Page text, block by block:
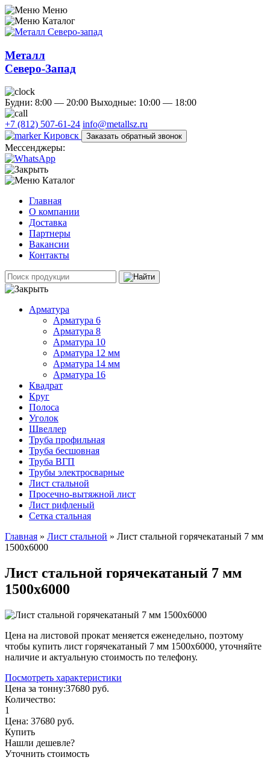
Меню
Каталог
Металл
Северо-Запад
Будни: 8:00 — 20:00 Выходные: 10:00 — 18:00
+7 (812) 507-61-24 info@metallsz.ru
Кировск
Заказать обратный звонок
Мессенджеры:
Каталог
Главная
О компании
Доставка
Партнеры
Вакансии
Контакты
Арматура
Арматура 6
Арматура 8
Арматура 10
Арматура 12 мм
Арматура 14 мм
Арматура 16
Квадрат
Круг
Полоса
Уголок
Швеллер
Труба профильная
Труба бесшовная
Труба ВГП
Трубы электросварные
Лист стальной
Просечно-вытяжной лист
Лист рифленый
Сетка стальная
Главная » Лист стальной » Лист стальной горячекатаный 7 мм
1500х6000
Лист стальной горячекатаный 7 мм
1500х6000
Цена на листовой прокат меняется еженедельно, поэтому
чтобы купить лист горячекатаный 7 мм 1500х6000, уточняйте
наличие и актуальную стоимость по телефону.
Посмотреть характеристики
Цена за тонну:37680 руб.
Количество:
1
Цена: 37680 руб.
Купить
Нашли дешевле?
Уточнить стоимость